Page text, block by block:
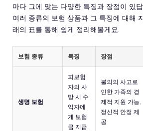
마다 그에 맞는 다양한 특징과 장점이 있
여러 종류의 보험 상품과 그 특징에 대해
래의 표를 통해 쉽게 정리해볼게요.
보험 종류 특징 장점
생명 보험
피보험
자의 사
망 시 수
익자에
게 보험
금 지급.
불의의 사고로
인한 가족의 경
제적 지원 가능,
정신적 안정 제
공